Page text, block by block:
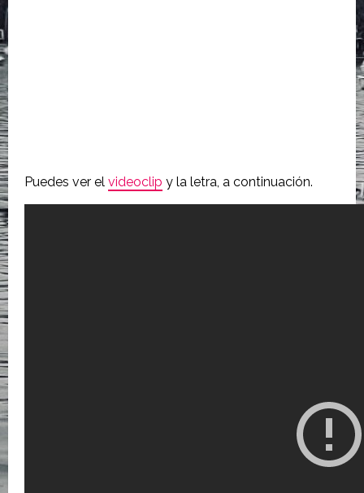
Puedes ver el videoclip y la letra, a continuación.